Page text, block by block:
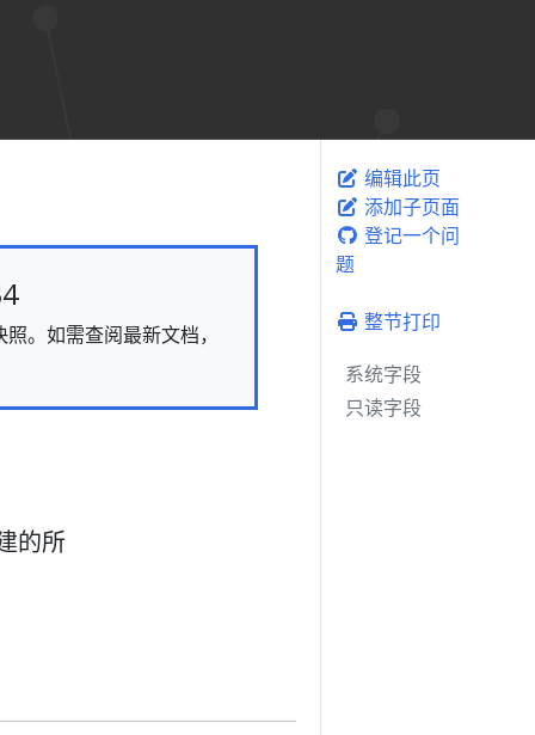
。如需查阅最新文档，
的所
编辑此页
添加子页面
登记一个问
题
整节打印
系统字段
只读字段